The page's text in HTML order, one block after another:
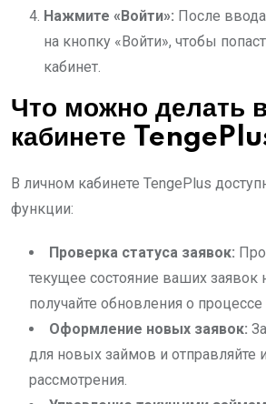
Нажмите «Войти»: После
на кнопку «Войти», чтобы
кабинет.
Что можно делать
кабинете
В личном кабинете TengePlus
функции:
Проверка статуса заявок:
текущее состояние ваших заявок
получайте обновления о
Оформление новых заявок:
для новых займов и отправляйте
рассмотрения.